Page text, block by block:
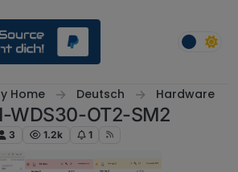
Home Deutsch Hardware
WDS30-OT2-SM2
3 1.2k 1